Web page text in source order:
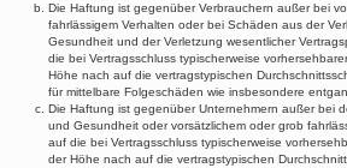
Die Haftung ist gegenüber Verbrauchern außer bei
fahrlässigem Verhalten oder bei Schäden aus der
Gesundheit und der Verletzung wesentlicher
die bei Vertragsschluss typischerweise
Höhe nach auf die vertragstypischen
für mittelbare Folgeschäden wie insbesondere
Die Haftung ist gegenüber Unternehmern außer bei
und Gesundheit oder vorsätzlichem oder grob
auf die bei Vertragsschluss typischerweise
der Höhe nach auf die vertragstypischen